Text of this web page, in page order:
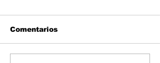
Comentarios